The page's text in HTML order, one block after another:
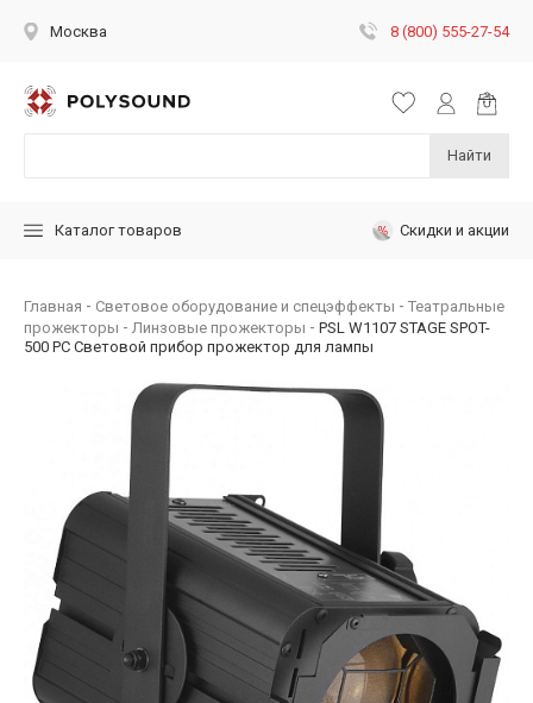
Москва 8 (800) 555-27-54
Найти
Каталог товаров Скидки и акции
Главная Световое оборудование и спецэффекты
Театральные
прожекторы
Линзовые прожекторы
PSL W1107 STAGE SPOT-
500 PC Световой прибор прожектор для лампы